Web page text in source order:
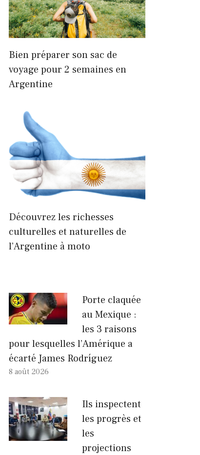
Bien préparer son sac de
voyage pour 2 semaines en
Argentine
Découvrez les richesses
culturelles et naturelles de
l’Argentine à moto
Porte claquée
au Mexique :
les 3 raisons
pour lesquelles l’Amérique a
écarté James Rodríguez
8 août 2026
Ils inspectent
les progrès et
les
projections